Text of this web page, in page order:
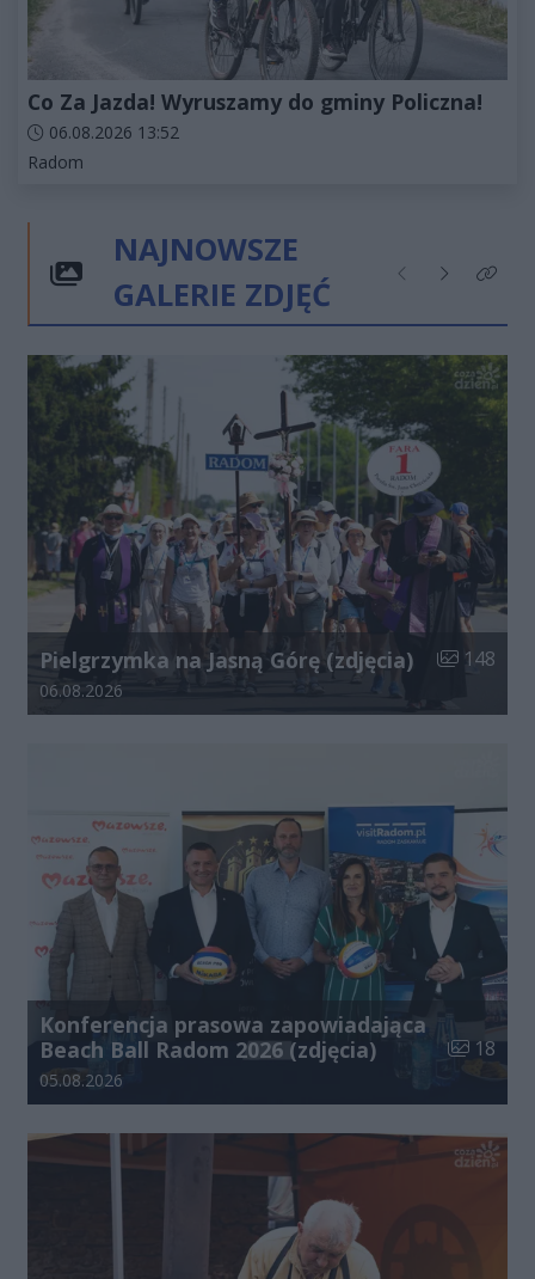
Co Za Jazda! Wyruszamy do gminy Policzna!
Data dodania artykułu:
06.08.2026 13:52
Kategorie artykułu:
Radom
NAJNOWSZE
GALERIE ZDJĘĆ
Poprzednie
NastępneKliknij
Pielgrzymka na Jasną Górę (zdjęcia) Liczba
148
Data dodania galerii:
06.08.2026
Konferencja prasowa zapowiadająca
Beach Ball Radom 2026 (zdjęcia)
Liczba
18
Data dodania galerii:
05.08.2026